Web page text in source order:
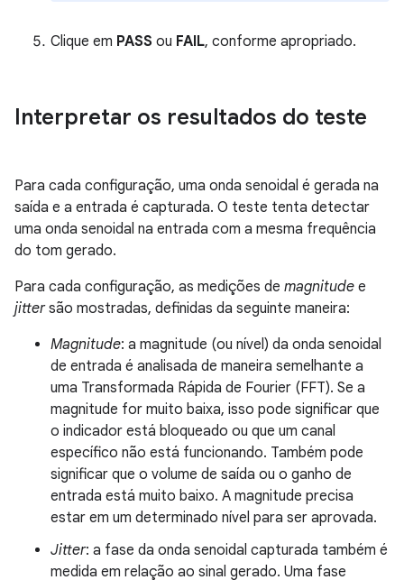
Clique em PASS ou FAIL, conforme apropriado.
Interpretar os resultados do teste
Para cada configuração, uma onda senoidal é gerada na
saída e a entrada é capturada. O teste tenta detectar
uma onda senoidal na entrada com a mesma frequência
do tom gerado.
Para cada configuração, as medições de magnitude e
jittersão mostradas, definidas da seguinte maneira:
Magnitude: a magnitude (ou nível) da onda senoidal
de entrada é analisada de maneira semelhante a
uma Transformada Rápida de Fourier (FFT). Se a
magnitude for muito baixa, isso pode significar que
o indicador está bloqueado ou que um canal
específico não está funcionando. Também pode
significar que o volume de saída ou o ganho de
entrada está muito baixo. A magnitude precisa
estar em um determinado nível para ser aprovada.
Jitter: a fase da onda senoidal capturada também é
medida em relação ao sinal gerado. Uma fase